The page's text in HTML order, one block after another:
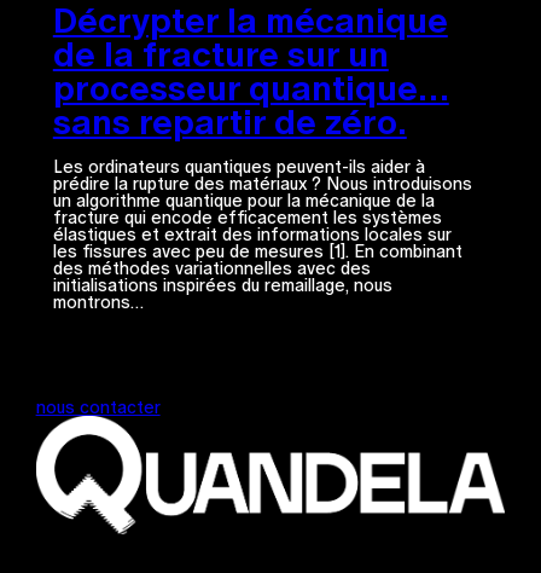
Décrypter la mécanique
de la fracture sur un
processeur quantique…
sans repartir de zéro.
Les ordinateurs quantiques peuvent-ils aider à
prédire la rupture des matériaux ? Nous introduisons
un algorithme quantique pour la mécanique de la
fracture qui encode efficacement les systèmes
élastiques et extrait des informations locales sur
les fissures avec peu de mesures [1]. En combinant
des méthodes variationnelles avec des
initialisations inspirées du remaillage, nous
montrons…
nous contacter